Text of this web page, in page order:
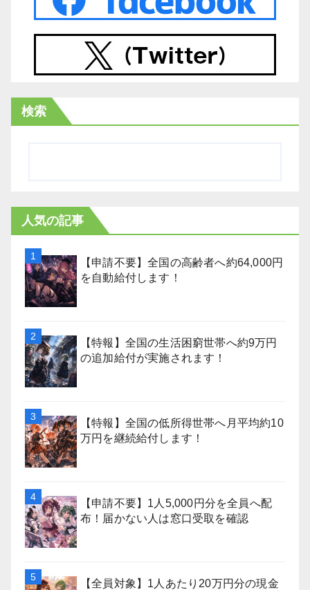
検索
人気の記事
【申請不要】全国の高齢者へ約64,000円
を自動給付します！
【特報】全国の生活困窮世帯へ約9万円
の追加給付が実施されます！
【特報】全国の低所得世帯へ月平均約10
万円を継続給付します！
【申請不要】1人5,000円分を全員へ配
布！届かない人は窓口受取を確認
【全員対象】1人あたり20万円分の現金